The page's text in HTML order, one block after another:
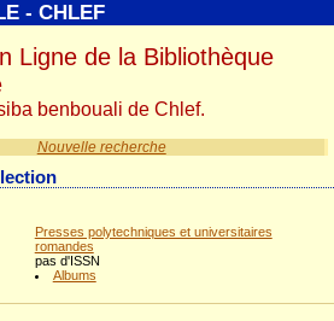
Nouvelle recherche
Presses polytechniques et universitaires
romandes
pas d'ISSN
Albums
- CHLEF
Ligne de la Bibliothèque
benbouali de Chlef.